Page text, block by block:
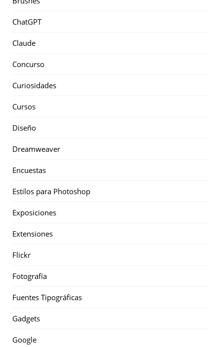
ChatGPT
Claude
Concurso
Curiosidades
Cursos
Diseño
Dreamweaver
Encuestas
Estilos para Photoshop
Exposiciones
Extensiones
Flickr
Fotografía
Fuentes Tipográficas
Gadgets
Google